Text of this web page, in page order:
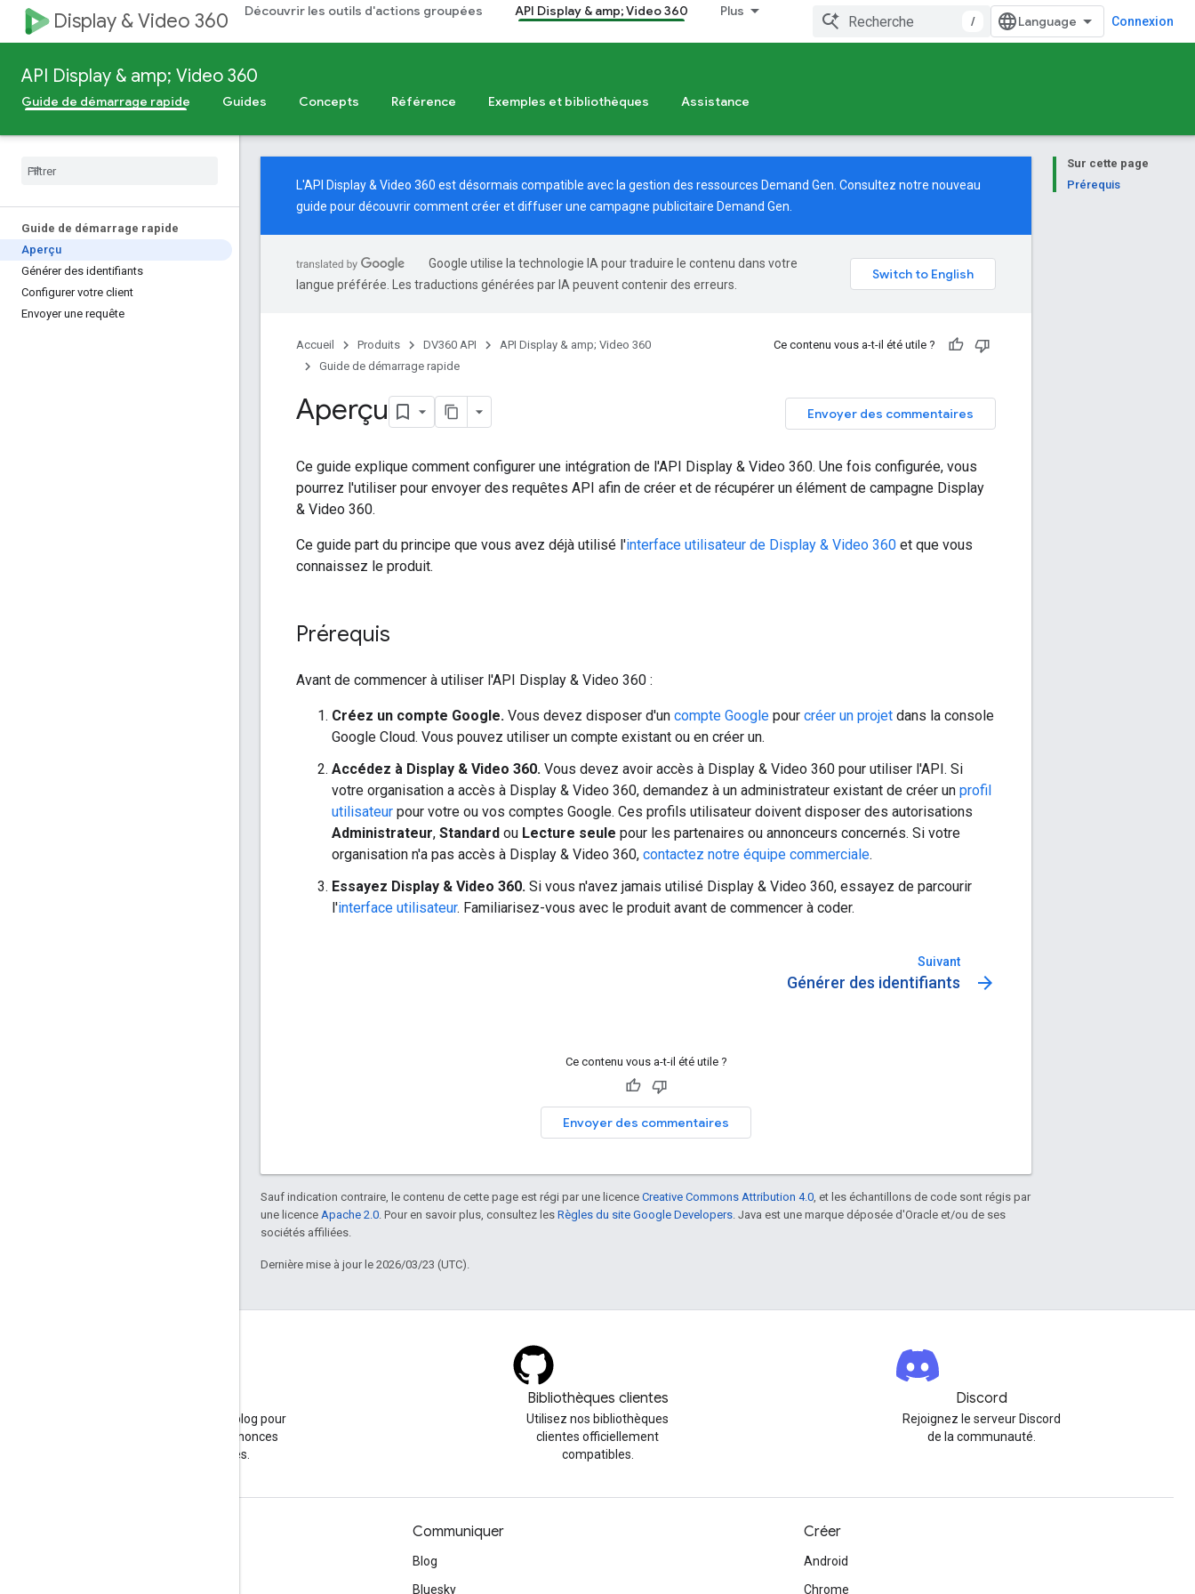
Display & Video 360 Découvrir les outils d'actions groupées API Display & amp; Video 360 Plus
/ Connexion
API Display & amp; Video 360
Guide de démarrage rapide Guides Concepts Référence Exemples et bibliothèques Assistance
Guide de démarrage rapide
Aperçu
Générer des identifiants
Configurer votre client
Envoyer une requête
Sur cette page
Prérequis
L'API Display & Video 360 est désormais compatible avec la gestion des ressources Demand Gen. Consultez notre nouveau
guide pour découvrir comment créer et diffuser une campagne publicitaire Demand Gen.
Google utilise la technologie IA pour traduire le contenu dans votre
langue préférée. Les traductions générées par IA peuvent contenir des erreurs.
Accueil Produits DV360 API
API Display & amp; Video 360
Guide de démarrage rapide
Ce contenu vous a-t-il été utile ?
Envoyer des commentaires
Aperçu
Ce guide explique comment configurer une intégration de l'API Display & Video 360. Une fois configurée, vous
pourrez l'utiliser pour envoyer des requêtes API afin de créer et de récupérer un élément de campagne Display
& Video 360.
Ce guide part du principe que vous avez déjà utilisé l'interface utilisateur de Display & Video 360 et que vous
connaissez le produit.
Prérequis
Avant de commencer à utiliser l'API Display & Video 360 :
Créez un compte Google. Vous devez disposer d'un compte Google pour créer un projet dans la console
Google Cloud. Vous pouvez utiliser un compte existant ou en créer un.
Accédez à Display & Video 360. Vous devez avoir accès à Display & Video 360 pour utiliser l'API. Si
votre organisation a accès à Display & Video 360, demandez à un administrateur existant de créer un profil
utilisateur pour votre ou vos comptes Google. Ces profils utilisateur doivent disposer des autorisations
Administrateur, Standard ou Lecture seule pour les partenaires ou annonceurs concernés. Si votre
organisation n'a pas accès à Display & Video 360, contactez notre équipe commerciale.
Essayez Display & Video 360. Si vous n'avez jamais utilisé Display & Video 360, essayez de parcourir
l'interface utilisateur. Familiarisez-vous avec le produit avant de commencer à coder.
Suivant
Générer des identifiants arrow_forward
Ce contenu vous a-t-il été utile ?
Envoyer des commentaires
Sauf indication contraire, le contenu de cette page est régi par une licence Creative Commons Attribution 4.0 , et les échantillons de code sont régis par
une licence Apache 2.0 . Pour en savoir plus, consultez les Règles du site Google Developers . Java est une marque déposée d'Oracle et/ou de ses
sociétés affiliées.
Dernière mise à jour le 2026/03/23 (UTC).
Consultez notre blog pour
connaître les annonces
importantes.
Bibliothèques clientes
Utilisez nos bibliothèques
clientes officiellement
compatibles.
Discord
Rejoignez le serveur Discord
de la communauté.
Communiquer
Blog
Bluesky
Créer
Android
Chrome